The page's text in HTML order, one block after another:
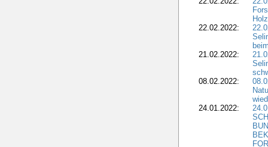
22.02.2022:
21.02.2022:
08.02.2022:
24.01.2022: